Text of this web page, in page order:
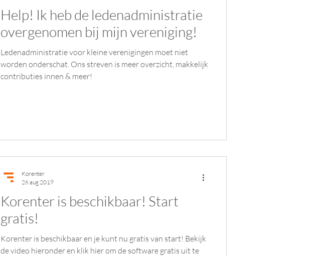
Help! Ik heb de ledenadministratie
overgenomen bij mijn vereniging!
Ledenadministratie voor kleine verenigingen moet niet
worden onderschat. Ons streven is meer overzicht, makkelijk
contributies innen & meer!
Korenter is beschikbaar! Start
gratis!
Korenter is beschikbaar en je kunt nu gratis van start! Bekijk
de video hieronder en klik hier om de software gratis uit te
Korenter
26 aug 2019